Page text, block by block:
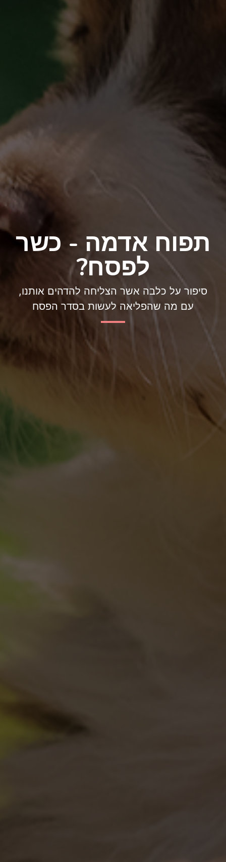
תפוח אדמה - כשר
לפסח?
סיפור על כלבה אשר הצליחה להדהים אותנו,
עם מה שהפליאה לעשות בסדר הפסח